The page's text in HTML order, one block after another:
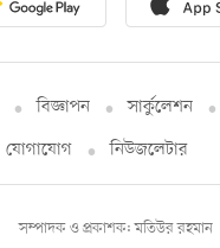
বিজ্ঞাপন সার্কুলেশন
যোগাযোগ
নিউজলেটার
সম্পাদক ও প্রকাশক: মতিউর রহমান